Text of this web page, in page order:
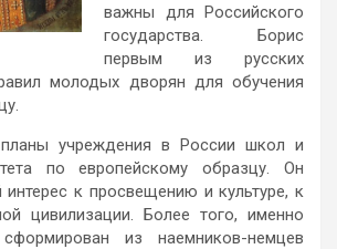
важны для Российского
государства. Борис
первым из русских
молодых дворян для обучения
учреждения в России школ и
по европейскому образцу. Он
к просвещению и культуре, к
цивилизации. Более того, именно
из наемников-немцев